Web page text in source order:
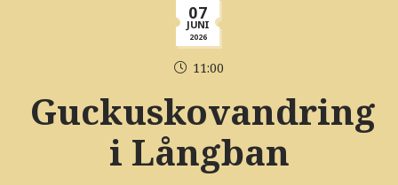
07
JUNI
2026
11:00
Guckuskovandring
i Långban